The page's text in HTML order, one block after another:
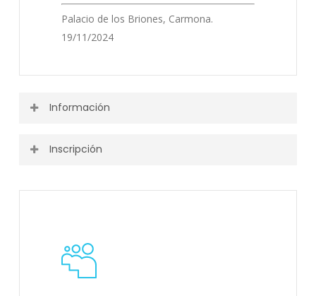
Palacio de los Briones, Carmona.
19/11/2024
Información
Puedes ver toda la información o descargarla desde el
Inscripción
Actividad finalizada